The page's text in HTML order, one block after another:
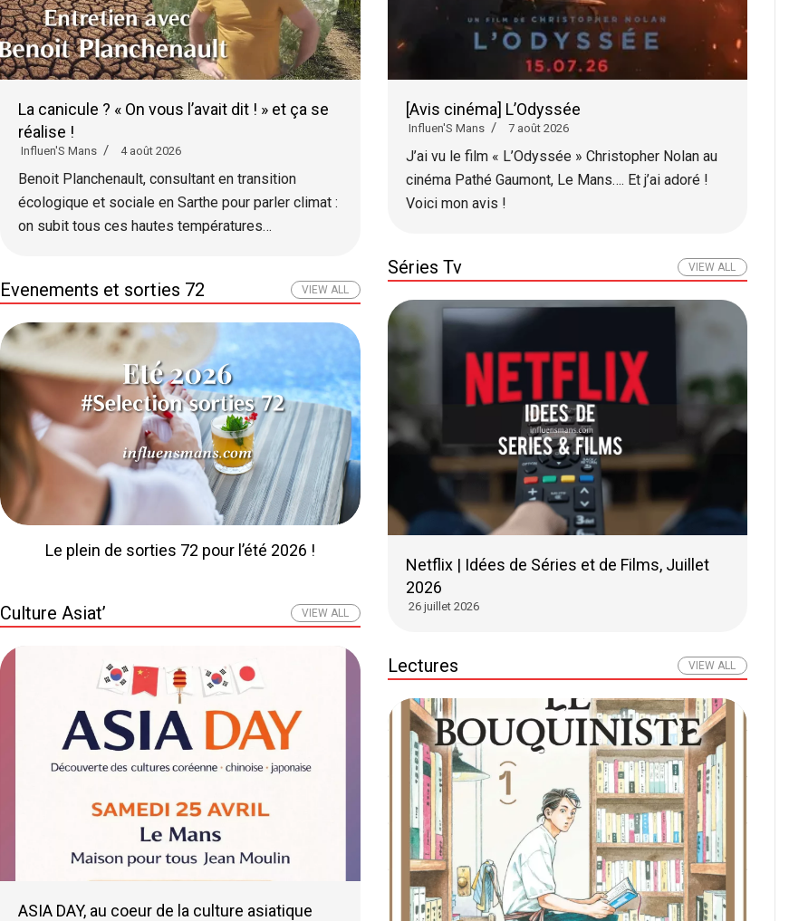
La canicule ? « On vous l’avait dit ! » et ça se
réalise !
Influen'S Mans 4 août 2026
Benoit Planchenault, consultant en transition
écologique et sociale en Sarthe pour parler climat :
on subit tous ces hautes températures…
Evenements et sorties 72 VIEW ALL
Le plein de sorties 72 pour l’été 2026 !
Culture Asiat’ VIEW ALL
ASIA DAY, au coeur de la culture asiatique
[Avis cinéma] L’Odyssée
Influen'S Mans 7 août 2026
J’ai vu le film « L’Odyssée » Christopher Nolan au
cinéma Pathé Gaumont, Le Mans…. Et j’ai adoré !
Voici mon avis !
Séries Tv VIEW ALL
Netflix | Idées de Séries et de Films, Juillet
2026
26 juillet 2026
Lectures VIEW ALL